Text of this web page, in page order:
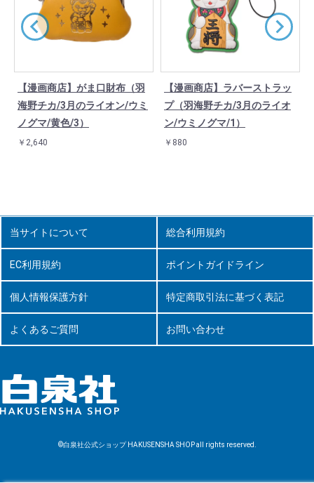
【漫画商店】がま口財布（羽
海野チカ/3月のライオン/ウミ
ノグマ/黄色/3）
￥2,640
【漫画商店】ラバーストラッ
プ（羽海野チカ/3月のライオ
ン/ウミノグマ/1）
￥880
当サイトについて 総合利用規約
EC利用規約 ポイントガイドライン
個人情報保護方針 特定商取引法に基づく表記
よくあるご質問 お問い合わせ
©白泉社公式ショップ HAKUSENSHA SHOP all rights reserved.